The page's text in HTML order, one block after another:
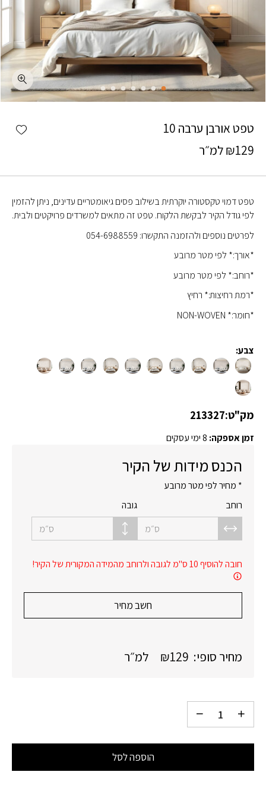
טפט אורבן ערבה 10
₪129 למ״ר
טפט דמוי טקסטורה יוקרתית בשילוב פסים גיאומטריים עדינים, ניתן להזמין
לפי גודל הקיר לבקשת הלקוח. טפט זה מתאים למשרדים פרויקטים ולבית.
לפרטים נוספים ולהזמנה התקשרו: 054-6988559
*אורך:* לפי מטר מרובע
*רוחב:* לפי מטר מרובע
*רמת רחיצות:* רחיץ
*חומר:* NON-WOVEN
צבע:
מק"ט:213327
זמן אספקה: 8 ימי עסקים
הכנס מידות של הקיר
* מחיר לפי מטר מרובע
רוחב
ס״מ
גובה
ס״מ
חובה להוסיף 10 ס"מ לגובה ולרוחב מהמידה המקורית של הקיר!
חשב מחיר
מחיר סופי: ₪129 למ״ר
הוספה לסל